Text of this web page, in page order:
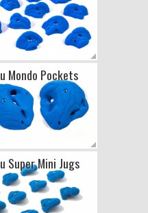
Mondo Pockets
Super Mini Jugs